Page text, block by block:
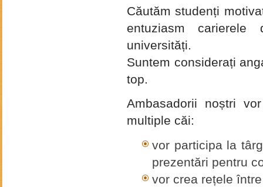
Căutăm studenți
entuziasm
universități.
Suntem considerați
top.
Ambasadorii noștri
multiple căi:
vor participa la
prezentări pentru
vor crea rețele